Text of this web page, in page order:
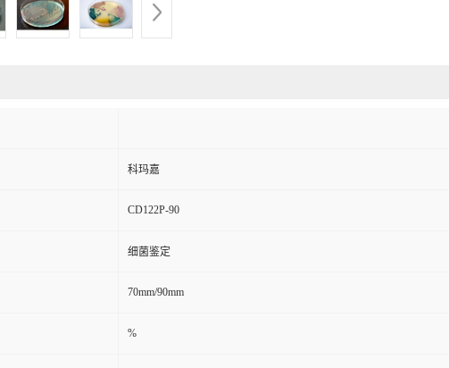
科玛嘉
CD122P-90
细菌鉴定
70mm/90mm
%